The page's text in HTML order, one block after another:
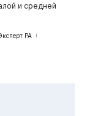
и средней
РА